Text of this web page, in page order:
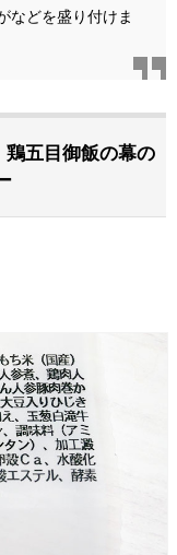
などを盛り付けま
鶏五目御飯の幕の